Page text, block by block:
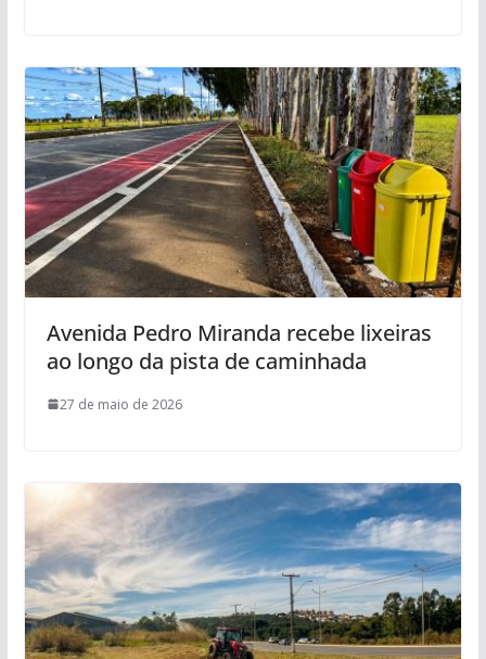
Avenida Pedro Miranda recebe lixeiras
ao longo da pista de caminhada
27 de maio de 2026